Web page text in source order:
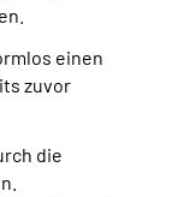
einen
zuvor
die